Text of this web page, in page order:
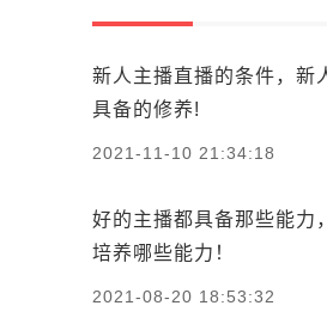
新人主播直播的条件，新
具备的修养!
2021-11-10 21:34:18
好的主播都具备那些能力
培养哪些能力！
2021-08-20 18:53:32